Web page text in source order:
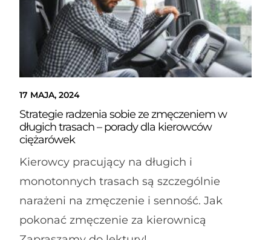
Strategie radzenia sobie ze zmęczeniem w
długich trasach – porady dla kierowców
ciężarówek
17 MAJA, 2024
Kierowcy pracujący na długich i
monotonnych trasach są szczególnie
narażeni na zmęczenie i senność. Jak
pokonać zmęczenie za kierownicą